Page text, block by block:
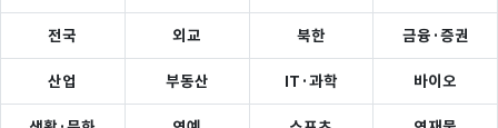
전국 외교 북한 금융·증권
산업 부동산 IT·과학 바이오